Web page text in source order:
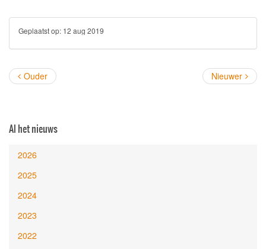
Geplaatst op: 12 aug 2019
Ouder Nieuwer
Al het nieuws
2026
2025
2024
2023
2022